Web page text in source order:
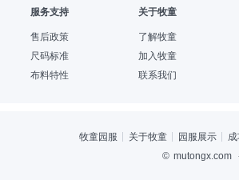
服务支持
售后政策
尺码标准
布料特性
关于牧童
了解牧童
加入牧童
联系我们
牧童园服 关于牧童 园服展示
© mutongx.com